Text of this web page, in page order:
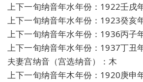
上下一旬纳音年水年份：1922壬戌
上下一旬纳音年水年份：1923癸亥
上下一旬纳音年水年份：1936丙子
上下一旬纳音年水年份：1937丁丑
夫妻宫纳音（宫选纳音）：木
上下一旬纳音年木年份：1920庚申